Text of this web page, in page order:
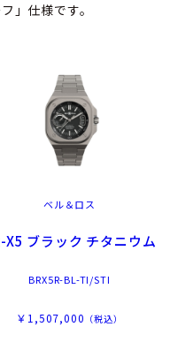
」仕様です。
ベル＆ロス
X5 ブラック チタニウム
BRX5R-BL-TI/STI
￥1,507,000 （税込）